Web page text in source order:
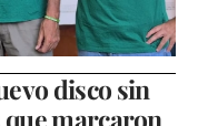
disco sin
marcaron